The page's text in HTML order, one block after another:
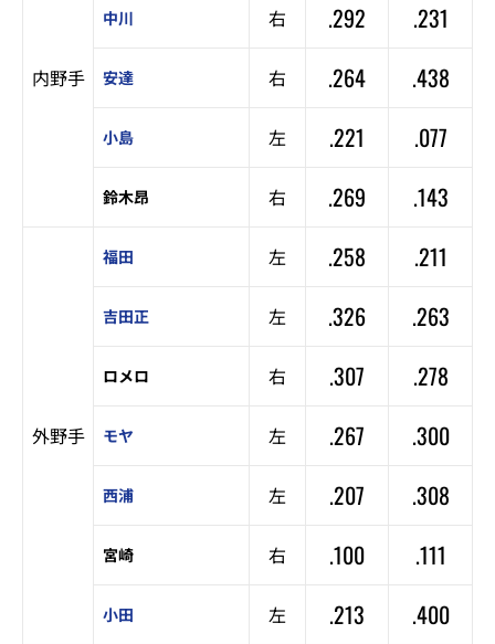
内野手
中川 右 .292 .231
安達 右 .264 .438
小島 左 .221 .077
鈴木昂 右 .269 .143
外野手
福田 左 .258 .211
吉田正 左 .326 .263
ロメロ 右 .307 .278
モヤ 左 .267 .300
西浦 左 .207 .308
宮崎 右 .100 .111
小田 左 .213 .400